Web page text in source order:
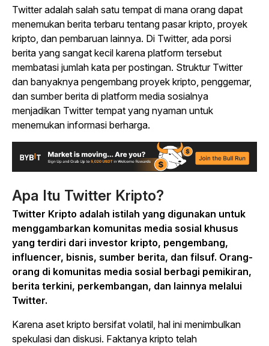
Twitter adalah salah satu tempat di mana orang dapat
menemukan berita terbaru tentang pasar kripto, proyek
kripto, dan pembaruan lainnya. Di Twitter, ada porsi
berita yang sangat kecil karena platform tersebut
membatasi jumlah kata per postingan. Struktur Twitter
dan banyaknya pengembang proyek kripto, penggemar,
dan sumber berita di platform media sosialnya
menjadikan Twitter tempat yang nyaman untuk
menemukan informasi berharga.
Apa Itu Twitter Kripto?
Twitter Kripto adalah istilah yang digunakan untuk
menggambarkan komunitas media sosial khusus
yang terdiri dari investor kripto, pengembang,
influencer, bisnis, sumber berita, dan filsuf. Orang-
orang di komunitas media sosial berbagi pemikiran,
berita terkini, perkembangan, dan lainnya melalui
Twitter.
Karena aset kripto bersifat volatil, hal ini menimbulkan
spekulasi dan diskusi. Faktanya kripto telah